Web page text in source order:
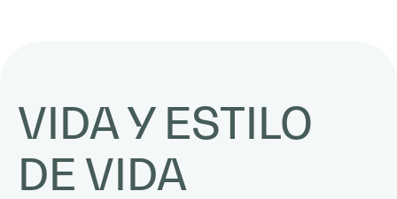
VIDA Y ESTILO
DE VIDA